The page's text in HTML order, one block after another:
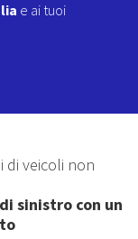
e ai tuoi
di veicoli non
sinistro con un